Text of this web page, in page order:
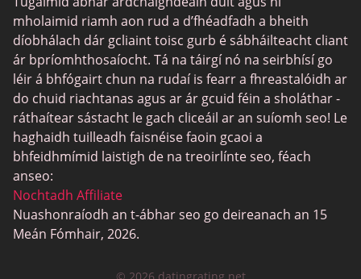
Láithreáin um Dhátú Dubh
SugarDaddyMeet
LatinAmericanCupid
CatholicMatch
mholaimid riamh aon rud a d’fhéadfadh a bheith
díobhálach dár gcliaint toisc gurb é sábháilteacht cliant
ár bpríomhthosaíocht. Tá na táirgí nó na seirbhísí go
léir á bhfógairt chun na rudaí is fearr a fhreastalóidh ar
do chuid riachtanas agus ar ár gcuid féin a sholáthar -
ráthaítear sástacht le gach cliceáil ar an suíomh seo! Le
haghaidh tuilleadh faisnéise faoin gcaoi a
bhfeidhmímid laistigh de na treoirlínte seo, féach
anseo:
Nochtadh Affiliate
Nuashonraíodh an t-ábhar seo go deireanach an 15
Meán Fómhair, 2026.